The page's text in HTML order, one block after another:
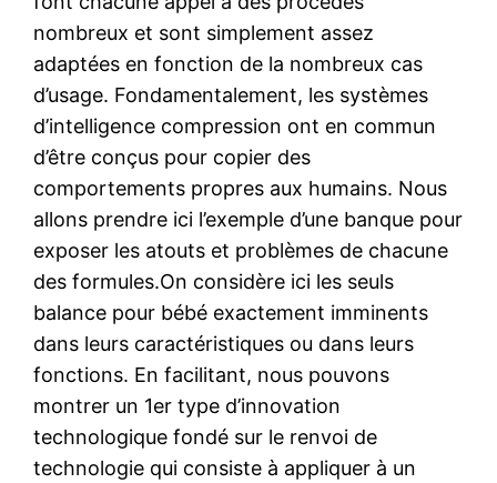
nombreux et sont simplement assez
adaptées en fonction de la nombreux cas
d’usage. Fondamentalement, les systèmes
d’intelligence compression ont en commun
d’être conçus pour copier des
comportements propres aux humains. Nous
allons prendre ici l’exemple d’une banque pour
exposer les atouts et problèmes de chacune
des formules.On considère ici les seuls
balance pour bébé exactement imminents
dans leurs caractéristiques ou dans leurs
fonctions. En facilitant, nous pouvons
montrer un 1er type d’innovation
technologique fondé sur le renvoi de
technologie qui consiste à appliquer à un